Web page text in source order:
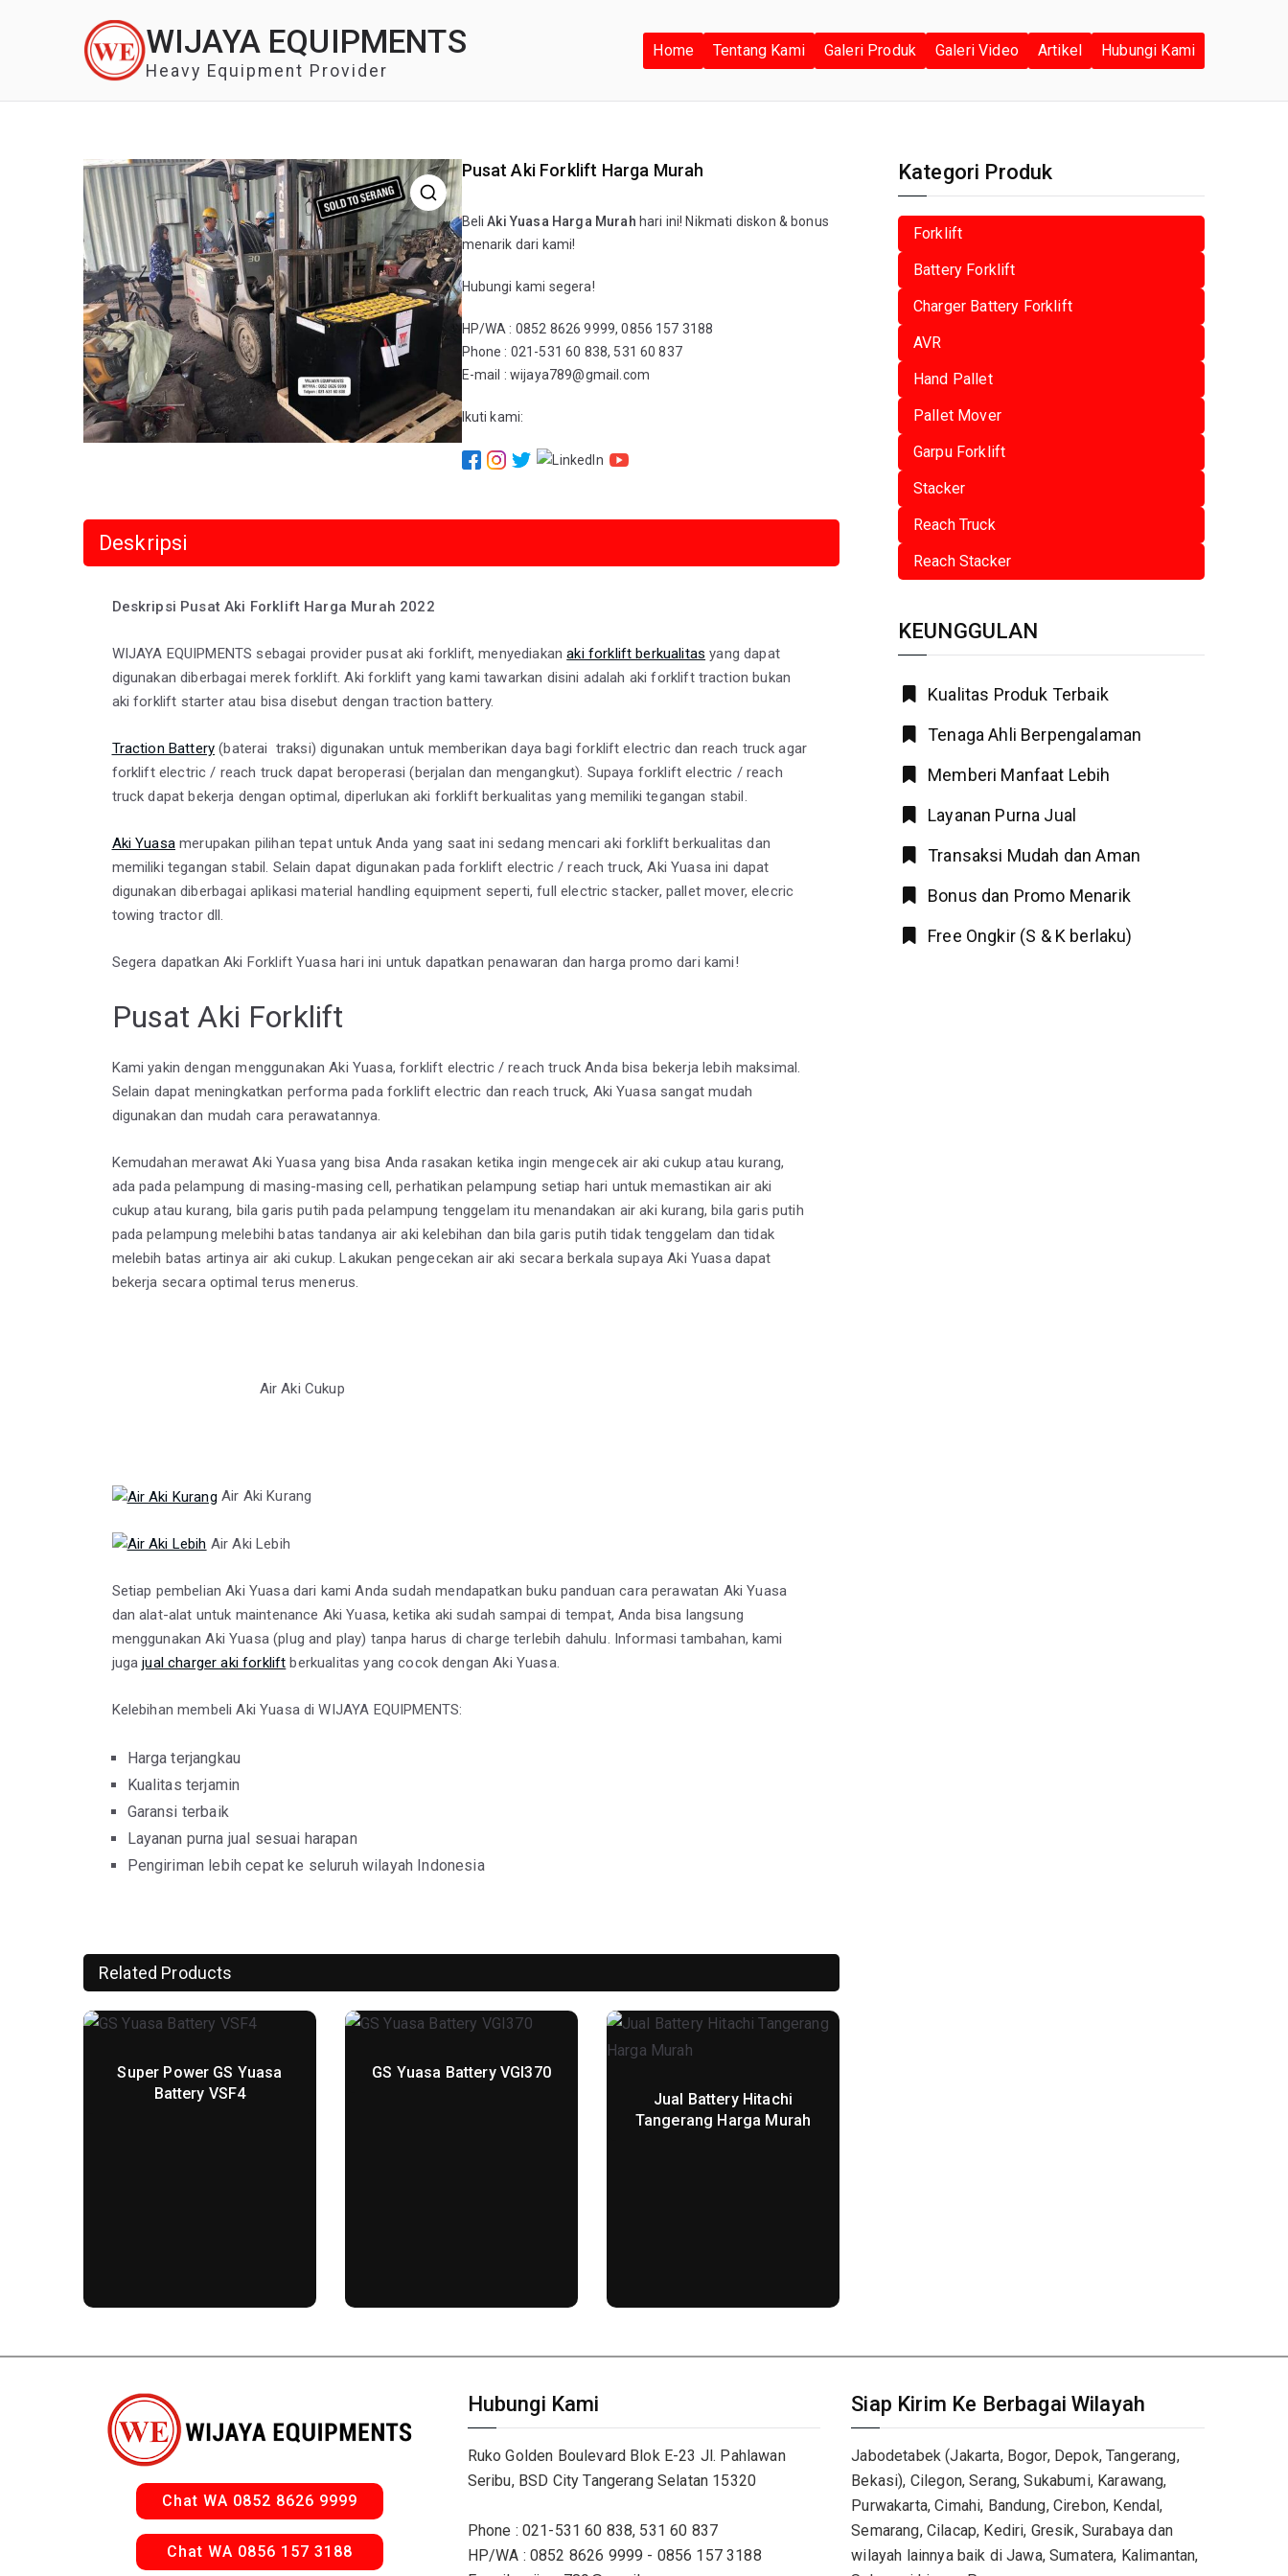
WIJAYA EQUIPMENTS
Heavy Equipment Provider
Home Tentang Kami Galeri Produk Galeri Video Artikel Hubungi Kami
🔍
Pusat Aki Forklift Harga Murah
BeliAki Yuasa Harga Murah hari ini! Nikmati diskon & bonus
menarik dari kami!
Hubungi kami segera!
HP/WA : 0852 8626 9999, 0856 157 3188
Phone : 021-531 60 838, 531 60 837
E-mail : wijaya789@gmail.com
Ikuti kami:
Deskripsi
Deskripsi Pusat Aki Forklift Harga Murah 2022
WIJAYA EQUIPMENTS sebagai provider pusat aki forklift, menyediakanaki forklift berkualitas yang dapat
digunakan diberbagai merek forklift. Aki forklift yang kami tawarkan disini adalah aki forklift traction bukan
aki forklift starter atau bisa disebut dengan traction battery.
Traction Battery (baterai traksi) digunakan untuk memberikan daya bagi forklift electric dan reach truck agar
forklift electric / reach truck dapat beroperasi (berjalan dan mengangkut). Supaya forklift electric / reach
truck dapat bekerja dengan optimal, diperlukan aki forklift berkualitas yang memiliki tegangan stabil.
Aki Yuasamerupakan pilihan tepat untuk Anda yang saat ini sedang mencari aki forklift berkualitas dan
memiliki tegangan stabil. Selain dapat digunakan pada forklift electric / reach truck, Aki Yuasa ini dapat
digunakan diberbagai aplikasi material handling equipment seperti, full electric stacker, pallet mover, elecric
towing tractor dll.
Segera dapatkan Aki Forklift Yuasa hari ini untuk dapatkan penawaran dan harga promo dari kami!
Pusat Aki Forklift
Kami yakin dengan menggunakan Aki Yuasa, forklift electric / reach truck Anda bisa bekerja lebih maksimal.
Selain dapat meningkatkan performa pada forklift electric dan reach truck, Aki Yuasa sangat mudah
digunakan dan mudah cara perawatannya.
Kemudahan merawat Aki Yuasa yang bisa Anda rasakan ketika ingin mengecek air aki cukup atau kurang,
ada pada pelampung di masing-masing cell, perhatikan pelampung setiap hari untuk memastikan air aki
cukup atau kurang, bila garis putih pada pelampung tenggelam itu menandakan air aki kurang, bila garis putih
pada pelampung melebihi batas tandanya air aki kelebihan dan bila garis putih tidak tenggelam dan tidak
melebih batas artinya air aki cukup. Lakukan pengecekan air aki secara berkala supaya Aki Yuasa dapat
bekerja secara optimal terus menerus.
dan alat-alat untuk maintenance Aki Yuasa, ketika aki sudah sampai di tempat, Anda bisa langsung
jugajual charger aki forkliftberkualitas yang cocok dengan Aki Yuasa.
Kelebihan membeli Aki Yuasa di WIJAYA EQUIPMENTS:
Harga terjangkau
Kualitas terjamin
Layanan purna jual sesuai harapan
Super Power GS Yuasa
Battery VSF4
GS Yuasa Battery VGI370
Kategori Produk
Forklift
Battery Forklift
Charger Battery Forklift
AVR
Hand Pallet
Pallet Mover
Garpu Forklift
Stacker
Reach Truck
Reach Stacker
KEUNGGULAN
Kualitas Produk Terbaik
Tenaga Ahli Berpengalaman
Memberi Manfaat Lebih
Layanan Purna Jual
Transaksi Mudah dan Aman
Bonus dan Promo Menarik
Free Ongkir (S & K berlaku)
Chat WA 0856 157 3188
Hubungi Kami
Phone : 021-531 60 838, 531 60 837
HP/WA : 0852 8626 9999 - 0856 157 3188
E-mail : wijaya789@gmail.com
Purwakarta, Cimahi, Bandung, Cirebon, Kendal,
Semarang, Cilacap, Kediri, Gresik, Surabaya dan
wilayah lainnya baik di Jawa, Sumatera, Kalimantan,
Sulawesi hingga Papua.